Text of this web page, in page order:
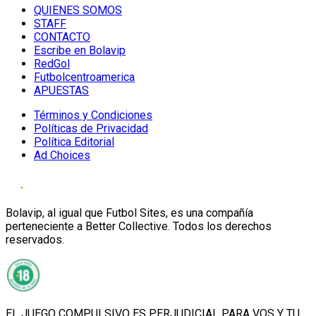
QUIENES SOMOS
STAFF
CONTACTO
Escribe en Bolavip
RedGol
Futbolcentroamerica
APUESTAS
Términos y Condiciones
Políticas de Privacidad
Política Editorial
Ad Choices
Bolavip, al igual que Futbol Sites, es una compañía
perteneciente a Better Collective. Todos los derechos
reservados.